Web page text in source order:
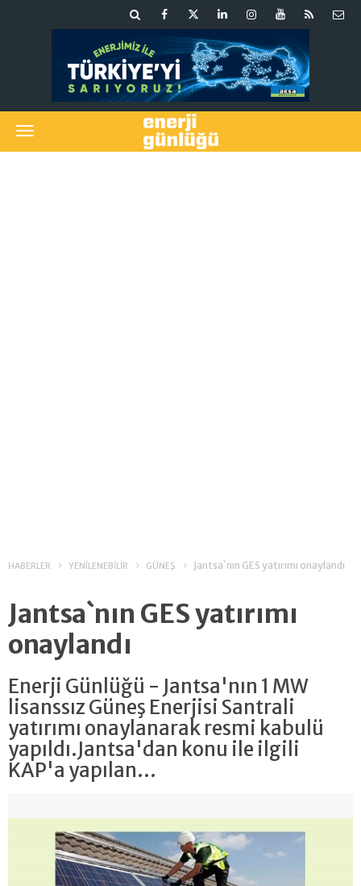
HABERLER YENİLENEBİLİR GÜNEŞ Jantsa`nın GES yatırımı onaylandı
Jantsa`nın GES yatırımı
onaylandı
Enerji Günlüğü - Jantsa'nın 1 MW
lisanssız Güneş Enerjisi Santrali
yatırımı onaylanarak resmi kabulü
yapıldı.Jantsa'dan konu ile ilgili
KAP'a yapılan...